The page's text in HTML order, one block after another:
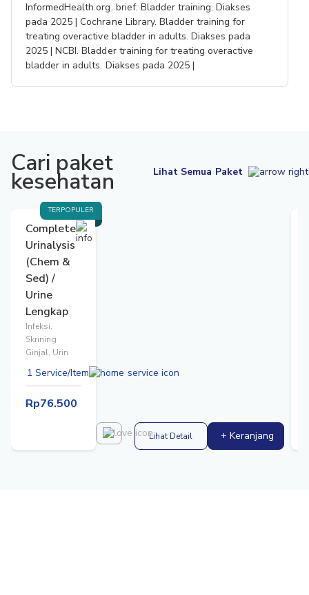
InformedHealth.org. brief: Bladder training. Diakses
pada 2025 | Cochrane Library. Bladder training for
treating overactive bladder in adults. Diakses pada
2025 | NCBI. Bladder training for treating overactive
bladder in adults. Diakses pada 2025 |
Cari paket
kesehatan Lihat Semua Paket
TERPOPULER
Complete
Urinalysis
(Chem &
Sed) /
Urine
Lengkap
Infeksi,
Skrining
Ginjal, Urin
1 Service/Item
Rp76.500
Lihat Detail + Keranjang